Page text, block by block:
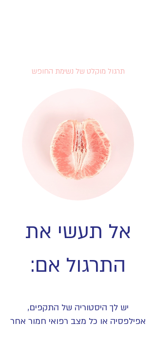
תרגול מוקלט של נשימת החופש
אל תעשי את
התרגול אם:
יש לך היסטוריה של התקפים,
אפילפסיה או כל מצב רפואי חמור אחר